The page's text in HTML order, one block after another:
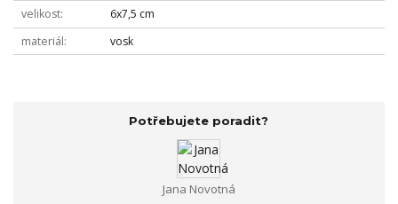
velikost
6x7,5 cm
materiál
vosk
Potřebujete poradit?
Jana Novotná